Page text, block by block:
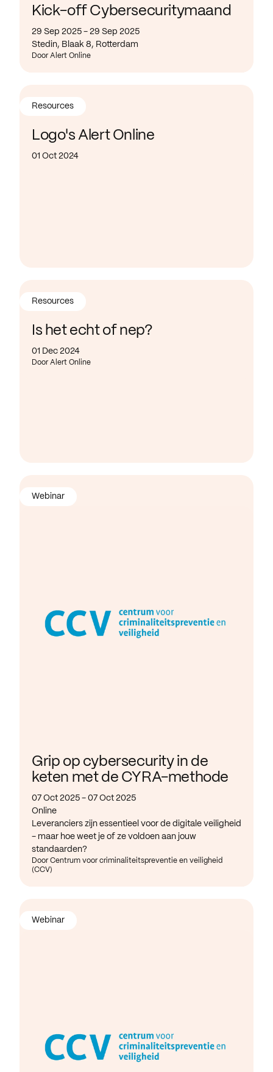
Kick-off Cybersecuritymaand
29 Sep 2025 - 29 Sep 2025
Stedin, Blaak 8, Rotterdam
Door Alert Online
Logo's Alert Online
01 Oct 2024
Resources
Is het echt of nep?
01 Dec 2024
Door Alert Online
Resources
Grip op cybersecurity in de
keten met de CYRA-methode
07 Oct 2025 - 07 Oct 2025
Online
Leveranciers zijn essentieel voor de digitale veiligheid
- maar hoe weet je of ze voldoen aan jouw
standaarden?
Door Centrum voor criminaliteitspreventie en veiligheid
(CCV)
Webinar
Webinar